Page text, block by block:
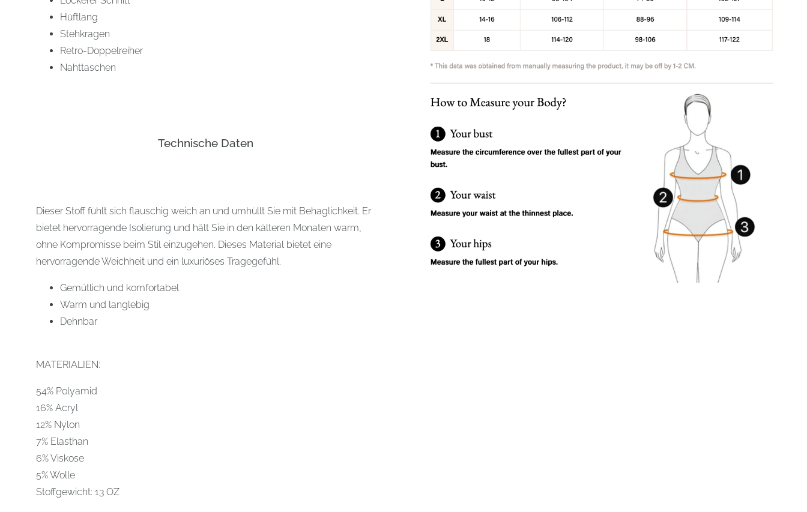
Hüftlang
Stehkragen
Retro-Doppelreiher
Nahttaschen
Technische Daten
Dieser Stoff fühlt sich flauschig weich an und umhüllt Sie mit Behaglichkeit. Er
bietet hervorragende Isolierung und hält Sie in den kälteren Monaten warm,
ohne Kompromisse beim Stil einzugehen. Dieses Material bietet eine
hervorragende Weichheit und ein luxuriöses Tragegefühl.
Gemütlich und komfortabel
Warm und langlebig
Dehnbar
MATERIALIEN:
54% Polyamid
16% Acryl
12% Nylon
7% Elasthan
6% Viskose
5% Wolle
Stoffgewicht: 13 OZ